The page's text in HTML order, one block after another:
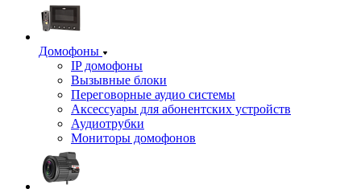
Домофоны
IP домофоны
Вызывные блоки
Переговорные аудио системы
Аксессуары для абонентских устройств
Аудиотрубки
Мониторы домофонов